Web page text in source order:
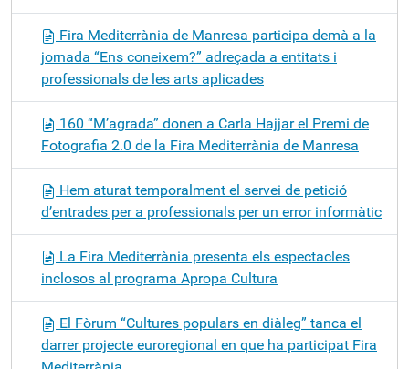
Fira Mediterrània de Manresa participa demà a la
jornada “Ens coneixem?” adreçada a entitats i
professionals de les arts aplicades
160 “M’agrada” donen a Carla Hajjar el Premi de
Fotografia 2.0 de la Fira Mediterrània de Manresa
Hem aturat temporalment el servei de petició
d’entrades per a professionals per un error informàtic
La Fira Mediterrània presenta els espectacles
inclosos al programa Apropa Cultura
El Fòrum “Cultures populars en diàleg” tanca el
darrer projecte euroregional en que ha participat Fira